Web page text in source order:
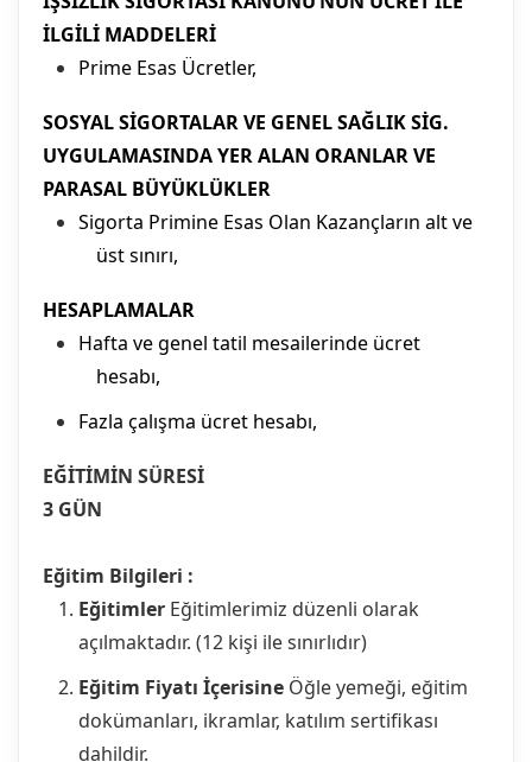
İLGİLİ MADDELERİ
Prime Esas Ücretler,
SOSYAL SİGORTALAR VE GENEL SAĞLIK SİG.
UYGULAMASINDA YER ALAN ORANLAR VE
PARASAL BÜYÜKLÜKLER
Sigorta Primine Esas Olan Kazançların alt ve
üst sınırı,
HESAPLAMALAR
Hafta ve genel tatil mesailerinde ücret
hesabı,
Fazla çalışma ücret hesabı,
EĞİTİMİN SÜRESİ
3 GÜN
Eğitim Bilgileri :
Eğitimler Eğitimlerimiz düzenli olarak
açılmaktadır. (12 kişi ile sınırlıdır)
Eğitim Fiyatı İçerisine Öğle yemeği, eğitim
dokümanları, ikramlar, katılım sertifikası
dahildir.